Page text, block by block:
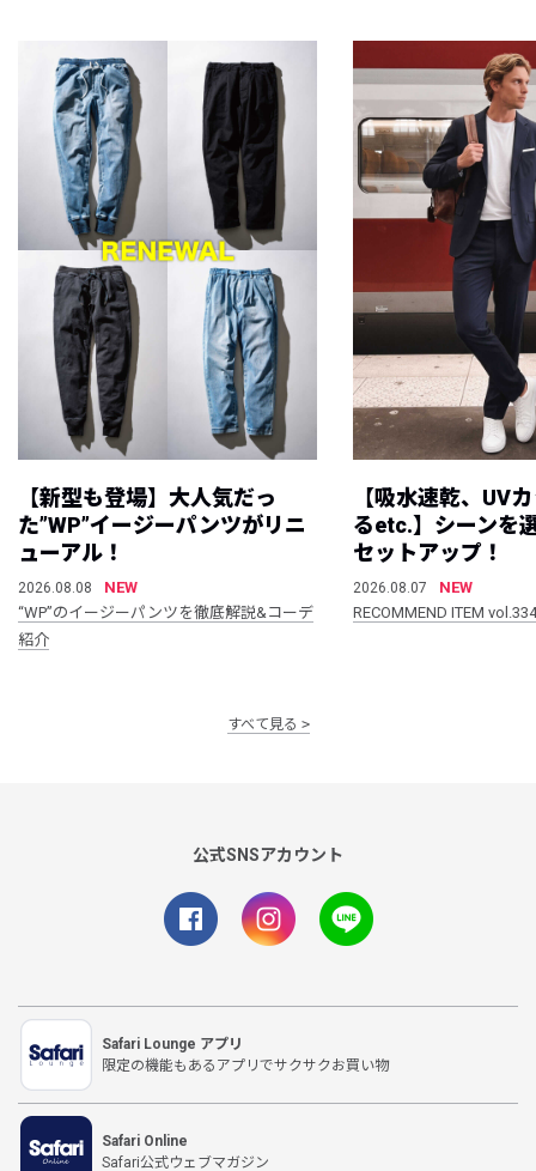
【新型も登場】大人気だっ
た”WP”イージーパンツがリニ
ューアル！
2026.08.08
NEW
“WP”のイージーパンツを徹底解説&コーデ
紹介
【吸水速乾、UV
るetc.】シーンを
セットアップ！
2026.08.07
NEW
RECOMMEND ITEM vol.334
すべて見る
公式SNSアカウント
Safari Lounge アプリ
限定の機能もあるアプリでサクサクお買い物
Safari Online
Safari公式ウェブマガジン